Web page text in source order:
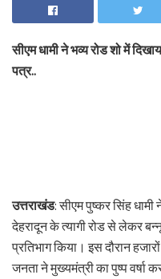
सीएम धामी ने भव्य रोड शो में
पत्र..
उत्तराखंड: सीएम पुष्कर सिंह
देहरादून के त्यागी रोड से लेकर
प्रतिभाग किया। इस दौरान
जनता ने मुख्यमंत्री का पुष्प वर्षा